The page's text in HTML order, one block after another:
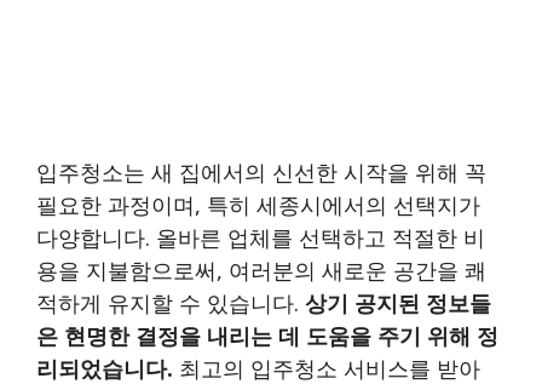
입주청소는 새 집에서의 신선한 시작을 위해 꼭
필요한 과정이며, 특히 세종시에서의 선택지가
다양합니다. 올바른 업체를 선택하고 적절한 비
용을 지불함으로써, 여러분의 새로운 공간을 쾌
적하게 유지할 수 있습니다. 상기 공지된 정보들
은 현명한 결정을 내리는 데 도움을 주기 위해 정
리되었습니다. 최고의 입주청소 서비스를 받아